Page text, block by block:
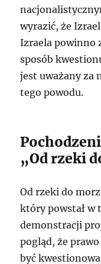
wyrazić, że
Izraela powinno
sposób
jest uważany za
tego powodu.
„Od rzeki
Od rzeki do
który powstał w
demonstracji
pogląd, że
być